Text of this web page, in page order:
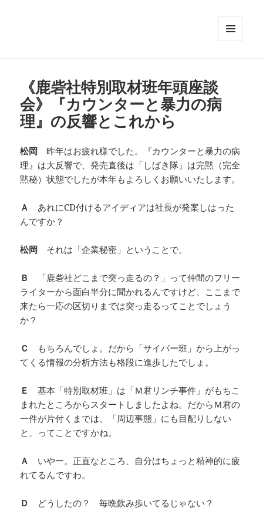
《鹿砦社特別取材班年頭座談
会》『カウンターと暴力の病
理』の反響とこれから
松岡 昨年はお疲れ様でした。『カウンターと暴力の病
理』は大反響で、発売直後は「しばき隊」は完黙（完全
黙秘）状態でしたが本年もよろしくお願いいたします。
Ａ あれにCD付けるアイディアは社長が発案しはった
んですか？
松岡 それは「企業秘密」ということで。
Ｂ
「鹿砦社どこまで突っ走るの？」って仲間のフリー
ライターから面白半分に聞かれるんですけど、ここまで
来たら一応の区切りまでは突っ走るってことでしょう
か？
Ｃ
もちろんでしょ。だから「サイバー班」から上がっ
てくる情報の分析方法も格段に進歩したでしょ。
Ｅ基本「特別取材班」は「Ｍ君リンチ事件」がもちこ
まれたところからスタートしましたよね。だからＭ君の
一件が片付くまでは、「周辺事態」にも目配りしない
と、ってことですかね。
Ａ いやー。正直なところ、自分はちょっと精神的に疲
れてるんですわ。
Ｄ どうしたの？ 毎晩飲み歩いてるじゃない？